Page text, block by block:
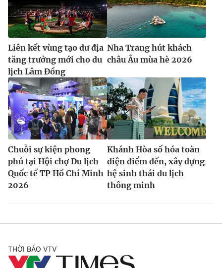
Liên kết vùng tạo dư địa
tăng trưởng mới cho du
lịch Lâm Đồng
Nha Trang hút khách
châu Âu mùa hè 2026
Chuỗi sự kiện phong
phú tại Hội chợ Du lịch
Quốc tế TP Hồ Chí Minh
2026
Khánh Hòa số hóa toàn
diện điểm đến, xây dựng
hệ sinh thái du lịch
thông minh
THỜI BÁO VTV